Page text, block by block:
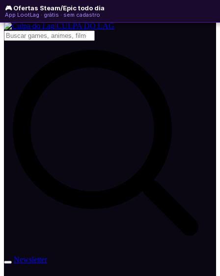
🎮 Ofertas Steam/Epic todo dia
App LootLag · grátis · sem cadastro
quinta-feira, 06 de agosto de 2026
Newsletter
CULPA DO LAG
Newsletter